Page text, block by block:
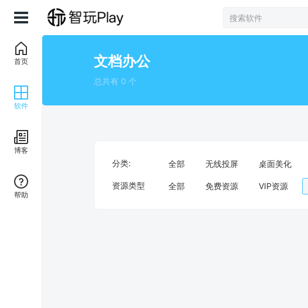
文档办公
总共有 0 个
分类: 全部 无线投屏 桌面美化
资源类型 全部 免费资源 VIP资源
首页
软件
博客
帮助